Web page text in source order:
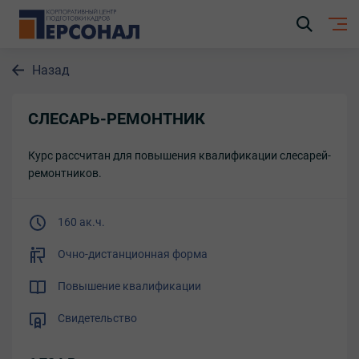
Назад
СЛЕСАРЬ-РЕМОНТНИК
Курс рассчитан для повышения квалификации слесарей-
ремонтников.
160 ак.ч.
Очно-дистанционная форма
Повышение квалификации
Свидетельство